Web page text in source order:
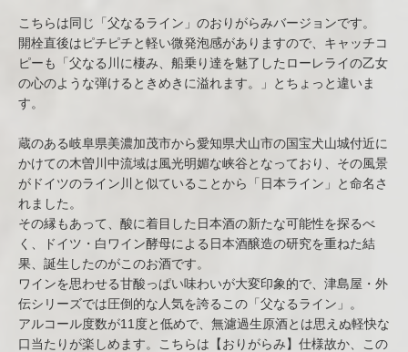
こちらは同じ「父なるライン」のおりがらみバージョンです。
開栓直後はピチピチと軽い微発泡感がありますので、キャッチコ
ピーも「父なる川に棲み、船乗り達を魅了したローレライの乙女
の心のような弾けるときめきに溢れます。」とちょっと違いま
す。
蔵のある岐阜県美濃加茂市から愛知県犬山市の国宝犬山城付近に
かけての木曽川中流域は風光明媚な峡谷となっており、その風景
がドイツのライン川と似ていることから「日本ライン」と命名さ
れました。
その縁もあって、酸に着目した日本酒の新たな可能性を探るべ
く、ドイツ・白ワイン酵母による日本酒醸造の研究を重ねた結
果、誕生したのがこのお酒です。
ワインを思わせる甘酸っぱい味わいが大変印象的で、津島屋・外
伝シリーズでは圧倒的な人気を誇るこの「父なるライン」。
アルコール度数が11度と低めで、無濾過生原酒とは思えぬ軽快な
口当たりが楽しめます。こちらは【おりがらみ】仕様故か、この